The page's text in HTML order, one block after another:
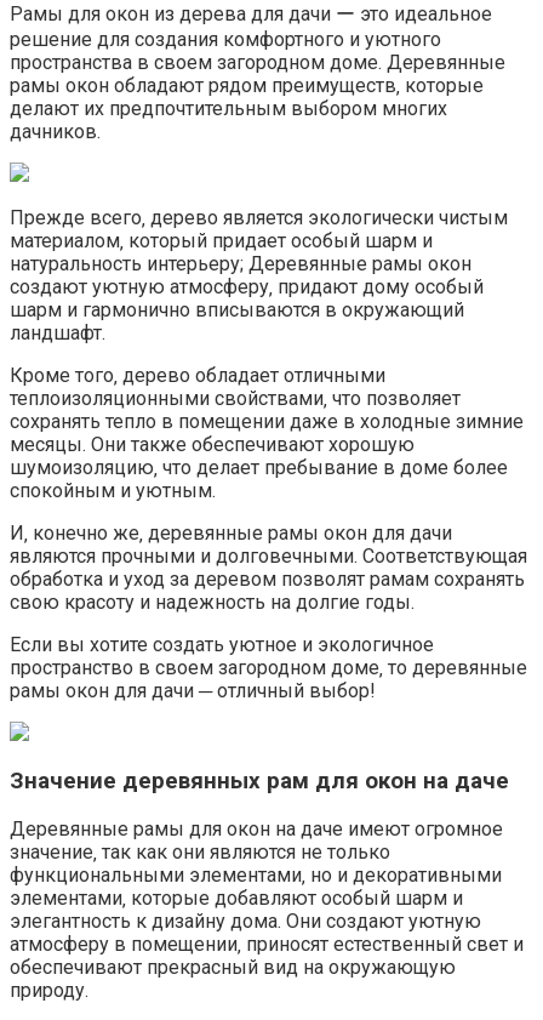
Рамы для окон из дерева для дачи ー это идеальное
решение для создания комфортного и уютного
пространства в своем загородном доме.​ Деревянные
рамы окон обладают рядом преимуществ‚ которые
делают их предпочтительным выбором многих
дачников.​
Прежде всего‚ дерево является экологически чистым
материалом‚ который придает особый шарм и
натуральность интерьеру; Деревянные рамы окон
создают уютную атмосферу‚ придают дому особый
шарм и гармонично вписываются в окружающий
ландшафт.​
Кроме того‚ дерево обладает отличными
теплоизоляционными свойствами‚ что позволяет
сохранять тепло в помещении даже в холодные зимние
месяцы.​ Они также обеспечивают хорошую
шумоизоляцию‚ что делает пребывание в доме более
спокойным и уютным.​
И‚ конечно же‚ деревянные рамы окон для дачи
являются прочными и долговечными. Соответствующая
обработка и уход за деревом позволят рамам сохранять
свою красоту и надежность на долгие годы.
Если вы хотите создать уютное и экологичное
пространство в своем загородном доме‚ то деревянные
рамы окон для дачи ─ отличный выбор!​
Значение деревянных рам для окон на даче
Деревянные рамы для окон на даче имеют огромное
значение‚ так как они являются не только
функциональными элементами‚ но и декоративными
элементами‚ которые добавляют особый шарм и
элегантность к дизайну дома. Они создают уютную
атмосферу в помещении‚ приносят естественный свет и
обеспечивают прекрасный вид на окружающую
природу.